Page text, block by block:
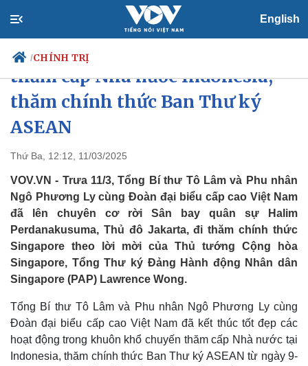
English
/CHÍNH TRỊ
Chính trị
Tổ chức nhân sự
Quốc hội
Nhận diện sự thật
Giáo dục
Dấu ấn VOV
Việc làm
Biển đảo
Tổng Bí thư kết thúc chuyến
thăm cấp Nhà nước Indonesia,
thăm chính thức Ban Thư ký
ASEAN
Thứ Ba, 12:12, 11/03/2025
VOV.VN - Trưa 11/3, Tổng Bí thư Tô Lâm và Phu nhân
Ngô Phương Ly cùng Đoàn đại biểu cấp cao Việt Nam
đã lên chuyên cơ rời Sân bay quân sự Halim
Perdanakusuma, Thủ đô Jakarta, đi thăm chính thức
Singapore theo lời mời của Thủ tướng Cộng hòa
Singapore, Tổng Thư ký Đảng Hành động Nhân dân
Singapore (PAP) Lawrence Wong.
Tổng Bí thư Tô Lâm và Phu nhân Ngô Phương Ly cùng
Đoàn đại biểu cấp cao Việt Nam đã kết thúc tốt đẹp các
hoạt động trong khuôn khổ chuyến thăm cấp Nhà nước tại
Indonesia, thăm chính thức Ban Thư ký ASEAN từ ngày 9-